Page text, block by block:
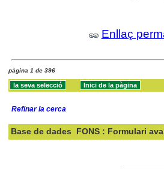
Enllaç
pàgina 1 de 396
Refinar la cerca
Base de dades FONS : Formulari